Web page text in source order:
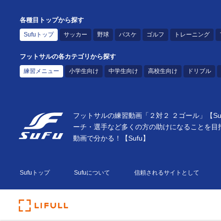
各種目トップから探す
Sufuトップ サッカー 野球 バスケ ゴルフ トレーニング
フットサルの各カテゴリから探す
練習メニュー 小学生向け 中学生向け 高校生向け ドリブル
フットサルの練習動画「２対２ ２ゴール」【
ーチ・選手など多くの方の助けになることを
動画で分かる！【Sufu】
Sufuトップ Sufuについて 信頼されるサイトとして